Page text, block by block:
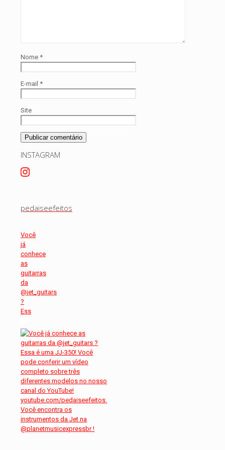
Nome *
E-mail *
Site
INSTAGRAM
pedaiseefeitos
Você
já
conhece
as
guitarras
da
@jet_guitars
?
Ess